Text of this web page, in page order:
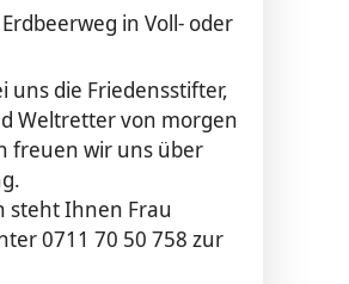
in Voll- oder
uns die Friedensstifter,
Weltretter von morgen
freuen wir uns über
steht Ihnen Frau
0711 70 50 758 zur